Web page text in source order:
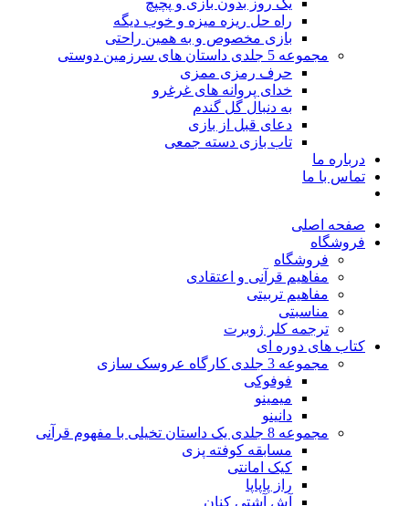
یک روز بدون بازی و پچپچ
راه حل ریزه میزه و خوب دیگه
بازی مخصوص و به همین راحتی
مجموعه 5 جلدی داستان های سرزمین دوستی
حرف رمزی ممزی
خدای پروانه های غرغرو
به دنبال گل گندم
دعای قبل از بازی
تاب بازی دسته جمعی
درباره ما
تماس با ما
صفحه اصلی
فروشگاه
فروشگاه
مفاهیم قرآنی و اعتقادی
مفاهیم تربیتی
مناسبتی
ترجمه کلر ژوبرت
کتاب های دوره ای
مجموعه 3 جلدی کارگاه عروسک سازی
فوفوکی
میمینو
دانینو
مجموعه 8 جلدی یک داستان تخیلی با مفهوم قرآنی
مسابقه کوفته پزی
کیک امانتی
راز پاپاپا
آش آشتی کنان